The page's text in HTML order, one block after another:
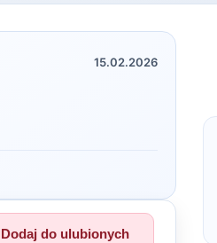
15.02.2026
do ulubionych